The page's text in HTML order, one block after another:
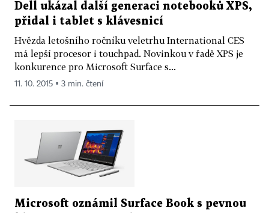
Dell ukázal další generaci notebooků XPS,
přidal i tablet s klávesnicí
Hvězda letošního ročníku veletrhu International CES
má lepší procesor i touchpad. Novinkou v řadě XPS je
konkurence pro Microsoft Surface s...
11. 10. 2015 ▪ 3 min. čtení
Microsoft oznámil Surface Book s pevnou